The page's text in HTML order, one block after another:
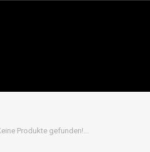
Produkte gefunden!...